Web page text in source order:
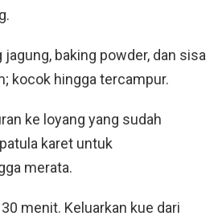
baking powder, dan sisa
kocok hingga tercampur.
ke loyang yang sudah
karet untuk
merata.
menit. Keluarkan kue dari